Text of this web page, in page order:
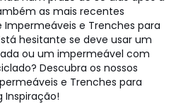
as mais recentes
e Trenches para
hesitante se deve usar um
ou um impermeável com
Descubra os nossos
e Trenches para
Inspiração!